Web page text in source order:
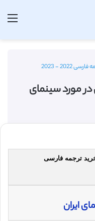
2022 - 2023
در مورد سینمای
خرید ترجمه فارسی
ایران